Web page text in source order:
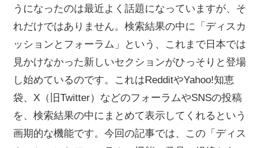
うになったのは最近よく話題になっていますが、そ
れだけではありません。検索結果の中に「ディスカ
ッションとフォーラム」という、これまで日本では
見かけなかった新しいセクションがひっそりと登場
し始めているのです。これはRedditやYahoo!知恵
袋、X（旧Twitter）などのフォーラムやSNSの投稿
を、検索結果の中にまとめて表示してくれるという
画期的な機能です。今回の記事では、この「ディス